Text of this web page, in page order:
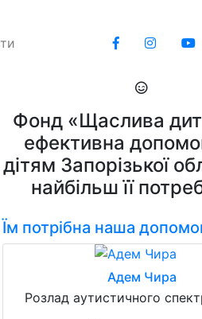
Фонд «Щаслива
ефективна
дітям Запорізької
найбільш її
Їм потрібна наша
Адем Чира
Розлад аутистичного